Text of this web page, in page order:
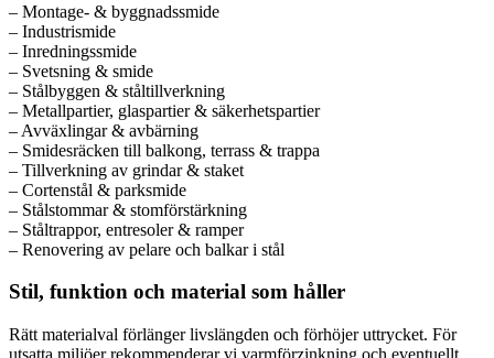
– Montage- & byggnadssmide
– Industrismide
– Inredningssmide
– Svetsning & smide
– Stålbyggen & ståltillverkning
– Metallpartier, glaspartier & säkerhetspartier
– Avväxlingar & avbärning
– Smidesräcken till balkong, terrass & trappa
– Tillverkning av grindar & staket
– Cortenstål & parksmide
– Stålstommar & stomförstärkning
– Ståltrappor, entresoler & ramper
– Renovering av pelare och balkar i stål
Stil, funktion och material som håller
Rätt materialval förlänger livslängden och förhöjer uttrycket. För
utsatta miljöer rekommenderar vi varmförzinkning och eventuellt